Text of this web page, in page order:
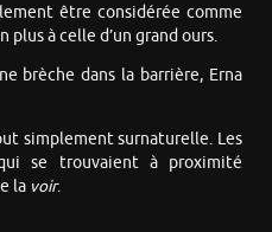
être considérée comme
plus à celle d’un grand ours.
brèche dans la barrière, Erna
simplement surnaturelle. Les
se trouvaient à proximité
la voir.